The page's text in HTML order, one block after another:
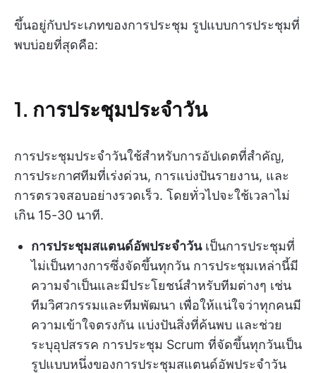
ขึ้นอยู่กับประเภทของการประชุม รูปแบบการประชุมที่
พบบ่อยที่สุดคือ:
1. การประชุมประจำวัน
การประชุมประจำวันใช้สำหรับการอัปเดตที่สำคัญ,
การประกาศทีมที่เร่งด่วน, การแบ่งปันรายงาน, และ
การตรวจสอบอย่างรวดเร็ว. โดยทั่วไปจะใช้เวลาไม่
เกิน 15-30 นาที.
การประชุมสแตนด์อัพประจำวันเป็นการประชุมที่
ไม่เป็นทางการซึ่งจัดขึ้นทุกวัน การประชุมเหล่านี้มี
ความจำเป็นและมีประโยชน์สำหรับทีมต่างๆ เช่น
ทีมวิศวกรรมและทีมพัฒนา เพื่อให้แน่ใจว่าทุกคนมี
ความเข้าใจตรงกัน แบ่งปันสิ่งที่ค้นพบ และช่วย
ระบุอุปสรรค การประชุม Scrum ที่จัดขึ้นทุกวันเป็น
รูปแบบหนึ่งของการประชุมสแตนด์อัพประจำวัน